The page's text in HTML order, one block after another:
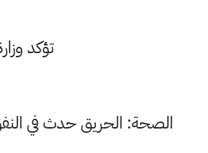
تؤكد
الصحة: الحريق حدث في